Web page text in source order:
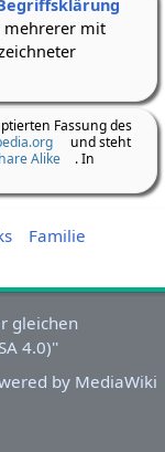
mehrerer mit
Fassung des
und steht
Alike
. In
Familie